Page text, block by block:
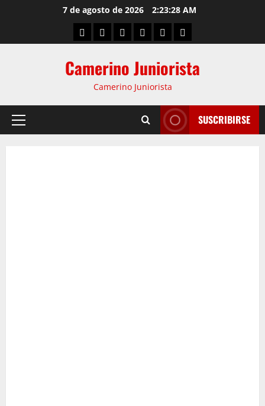
7 de agosto de 2026 2:23:29 AM
Camerino Juniorista
Camerino Juniorista
SUSCRIBIRSE